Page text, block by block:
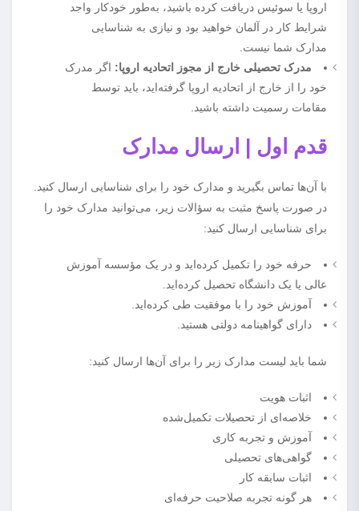
اروپا یا سوئیس دریافت کرده باشید، به‌طور خودکار واجد
شرایط کار در آلمان خواهید بود و نیازی به شناسایی
مدارک شما نیست.
مدرک تحصیلی خارج از مجوز اتحادیه اروپا: اگر مدرک
خود را از خارج از اتحادیه اروپا گرفته‌اید، باید توسط
مقامات رسمیت داشته باشید.
قدم اول | ارسال مدارک
با آن‌ها تماس بگیرید و مدارک خود را برای شناسایی ارسال کنید.
در صورت پاسخ مثبت به سؤالات زیر، می‌توانید مدارک خود را
برای شناسایی ارسال کنید:
حرفه خود را تکمیل کرده‌اید و در یک مؤسسه آموزش
عالی یا یک دانشگاه تحصیل کرده‌اید.
آموزش خود را با موفقیت طی کرده‌اید.
دارای گواهینامه دولتی هستید.
شما باید لیست مدارک زیر را برای آن‌ها ارسال کنید:
اثبات هویت
خلاصه‌ای از تحصیلات تکمیل‌شده
آموزش و تجربه کاری
گواهی‌های تحصیلی
اثبات سابقه کار
هر گونه تجربه صلاحیت حرفه‌ای